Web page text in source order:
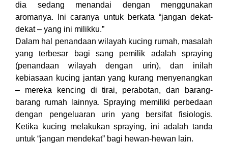
dia sedang menandai dengan menggunakan
aromanya. Ini caranya untuk berkata “jangan dekat-
dekat – yang ini milikku.”
Dalam hal penandaan wilayah kucing rumah, masalah
yang terbesar bagi sang pemilik adalah spraying
(penandaan wilayah dengan urin), dan inilah
kebiasaan kucing jantan yang kurang menyenangkan
– mereka kencing di tirai, perabotan, dan barang-
barang rumah lainnya. Spraying memiliki perbedaan
dengan pengeluaran urin yang bersifat fisiologis.
Ketika kucing melakukan spraying, ini adalah tanda
untuk “jangan mendekat” bagi hewan-hewan lain.